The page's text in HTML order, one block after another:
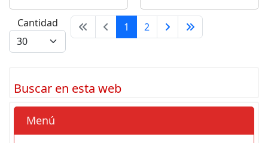
Cantidad 1 2
Buscar en esta web
Menú